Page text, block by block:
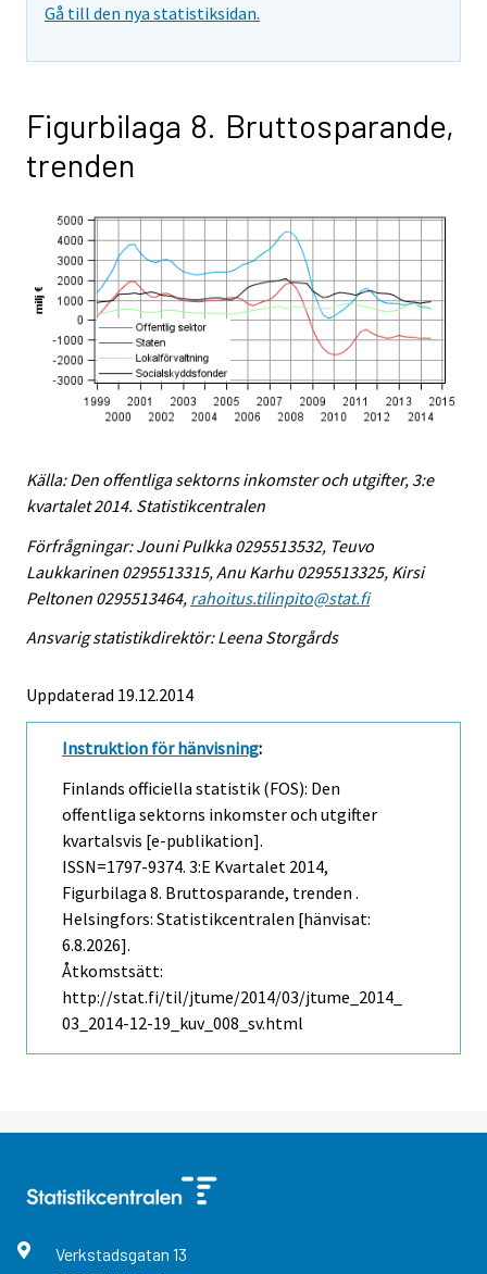
Gå till den nya statistiksidan.
Figurbilaga 8. Bruttosparande,
trenden
Källa: Den offentliga sektorns inkomster och utgifter, 3:e
kvartalet 2014. Statistikcentralen
Förfrågningar: Jouni Pulkka 0295513532, Teuvo
Laukkarinen 0295513315, Anu Karhu 0295513325, Kirsi
Peltonen 0295513464, rahoitus.tilinpito@stat.fi
Ansvarig statistikdirektör: Leena Storgårds
Uppdaterad 19.12.2014
Instruktion för hänvisning:
Finlands officiella statistik (FOS): Den
offentliga sektorns inkomster och utgifter
kvartalsvis [e-publikation].
ISSN=1797-9374. 3:e Kvartalet 2014,
Figurbilaga 8. Bruttosparande, trenden .
Helsingfors: Statistikcentralen [hänvisat:
6.8.2026].
Åtkomstsätt:
http://stat.fi/til/jtume/2014/03/jtume_2014_
03_2014-12-19_kuv_008_sv.html
Verkstadsgatan 13